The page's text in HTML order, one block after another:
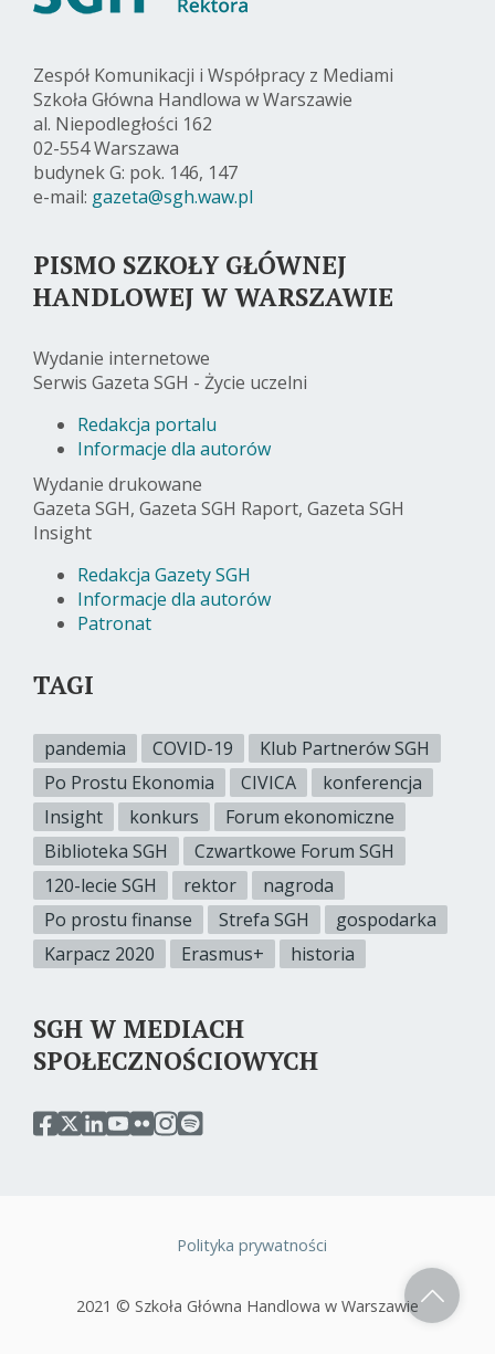
Zespół Komunikacji i Współpracy z Mediami
Szkoła Główna Handlowa w Warszawie
al. Niepodległości 162
02-554 Warszawa
budynek G: pok. 146, 147
e-mail: gazeta@sgh.waw.pl
PISMO SZKOŁY GŁÓWNEJ
HANDLOWEJ W WARSZAWIE
Wydanie internetowe
Serwis Gazeta SGH - Życie uczelni
Redakcja portalu
Informacje dla autorów
Wydanie drukowane
Gazeta SGH, Gazeta SGH Raport, Gazeta SGH
Insight
Redakcja Gazety SGH
Informacje dla autorów
Patronat
TAGI
pandemia COVID-19
Klub Partnerów SGH
Po Prostu Ekonomia
CIVICA
konferencja
Insight
konkurs
Forum ekonomiczne
Biblioteka SGH
Czwartkowe Forum SGH
120-lecie SGH
rektor
nagroda
Po prostu finanse
Strefa SGH
gospodarka
Karpacz 2020
Erasmus+ historia
SGH W MEDIACH
SPOŁECZNOŚCIOWYCH
przejdź
przejdź
przejdź
przejdź
przejdź
przejdźprzejdź
Stopka
Polityka prywatności
2021 © Szkoła Główna Handlowa w Warszawie